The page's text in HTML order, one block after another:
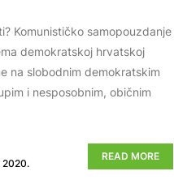
Komunističko samopouzdanje
demokratskoj hrvatskoj
na slobodnim demokratskim
i nesposobnim, običnim
2020.
READ MORE